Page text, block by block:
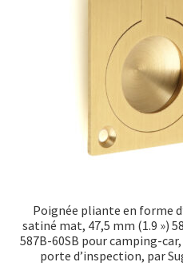
Poignée pliante en forme
satiné mat, 47,5 mm (1.9 »)
587B-60SB pour camping-
porte d’inspection, par